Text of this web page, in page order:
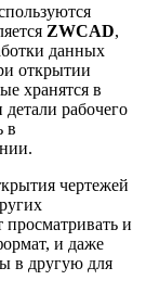
ZWCAD,
данных
открытии
хранятся в
рабочего
в
чертежей
просматривать и
и даже
в другую для